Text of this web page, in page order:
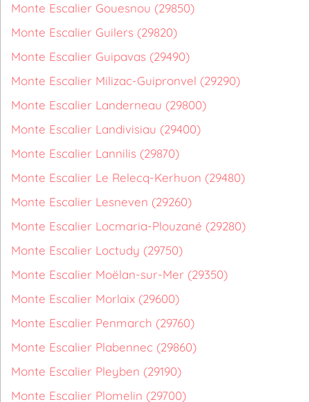
Monte Escalier Gouesnou (29850)
Monte Escalier Guilers (29820)
Monte Escalier Guipavas (29490)
Monte Escalier Milizac-Guipronvel (29290)
Monte Escalier Landerneau (29800)
Monte Escalier Landivisiau (29400)
Monte Escalier Lannilis (29870)
Monte Escalier Le Relecq-Kerhuon (29480)
Monte Escalier Lesneven (29260)
Monte Escalier Locmaria-Plouzané (29280)
Monte Escalier Loctudy (29750)
Monte Escalier Moëlan-sur-Mer (29350)
Monte Escalier Morlaix (29600)
Monte Escalier Penmarch (29760)
Monte Escalier Plabennec (29860)
Monte Escalier Pleyben (29190)
Monte Escalier Plomelin (29700)